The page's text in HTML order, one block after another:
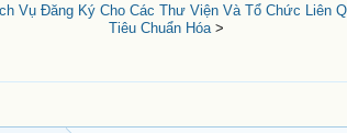
Vụ Đăng Ký Cho Các Thư Viện Và Tổ Chức Liên
Tiêu Chuẩn Hóa>